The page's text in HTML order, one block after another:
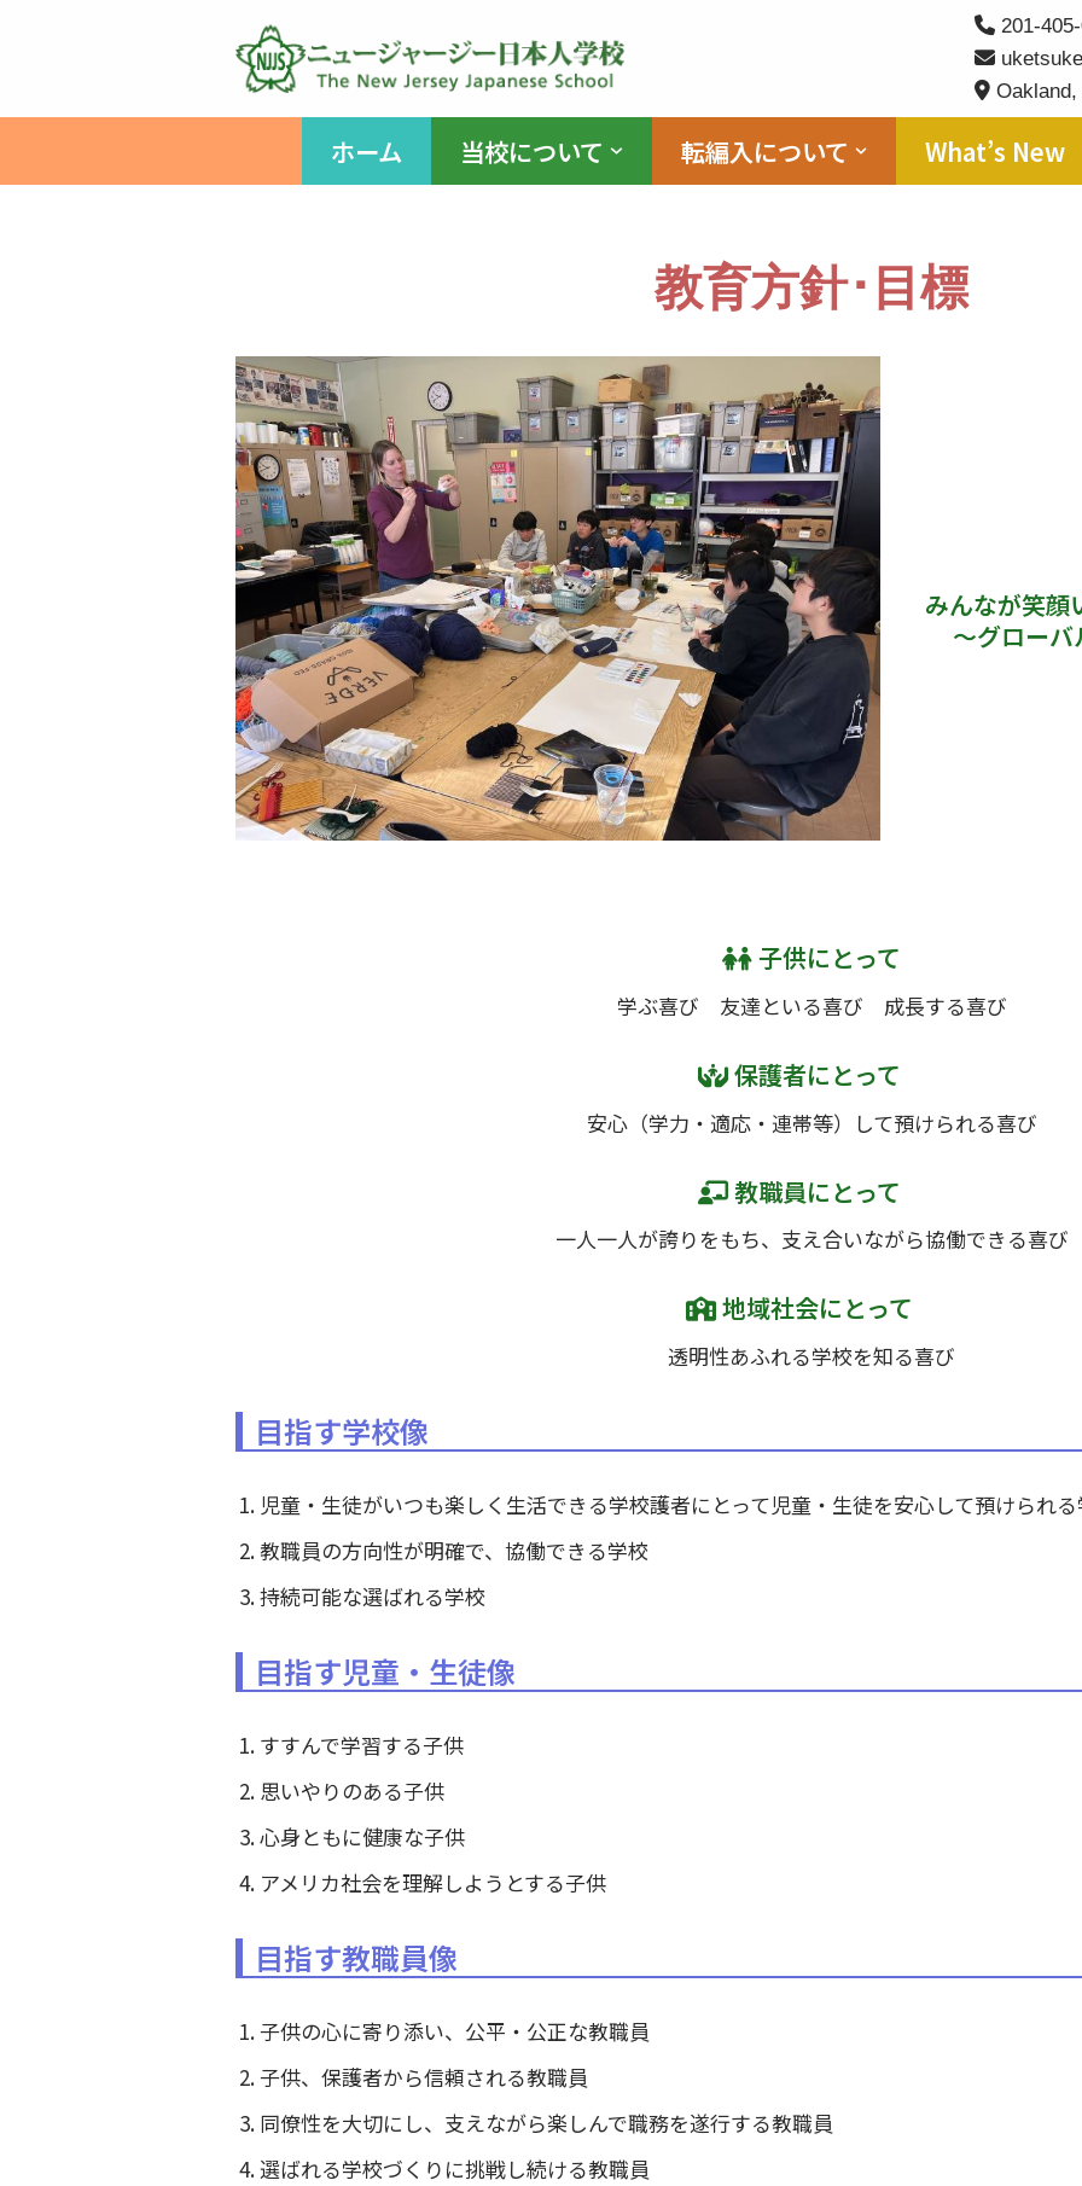
201-
Oakland,
ホーム 当校について 転編入について What’s New
教育方針･目標
みんなが笑顔
～グロー
子供にとって
学ぶ喜び 友達といる喜び 成長する喜び
保護者にとって
安心（学力・適応・連帯等）して預けられる喜び
教職員にとって
一人一人が誇りをもち、支え合いながら協働できる喜び
地域社会にとって
透明性あふれる学校を知る喜び
目指す学校像
児童・生徒がいつも楽しく生活できる学校護者にとって児童・生徒を安心して預けられ
教職員の方向性が明確で、協働できる学校
持続可能な選ばれる学校
目指す児童・生徒像
すすんで学習する子供
思いやりのある子供
心身ともに健康な子供
アメリカ社会を理解しようとする子供
目指す教職員像
子供の心に寄り添い、公平・公正な教職員
子供、保護者から信頼される教職員
同僚性を大切にし、支えながら楽しんで職務を遂行する教職員
選ばれる学校づくりに挑戦し続ける教職員